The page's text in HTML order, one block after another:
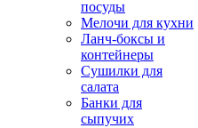
посуды
Мелочи для кухни
Ланч-боксы и
контейнеры
Сушилки для
салата
Банки для
сыпучих